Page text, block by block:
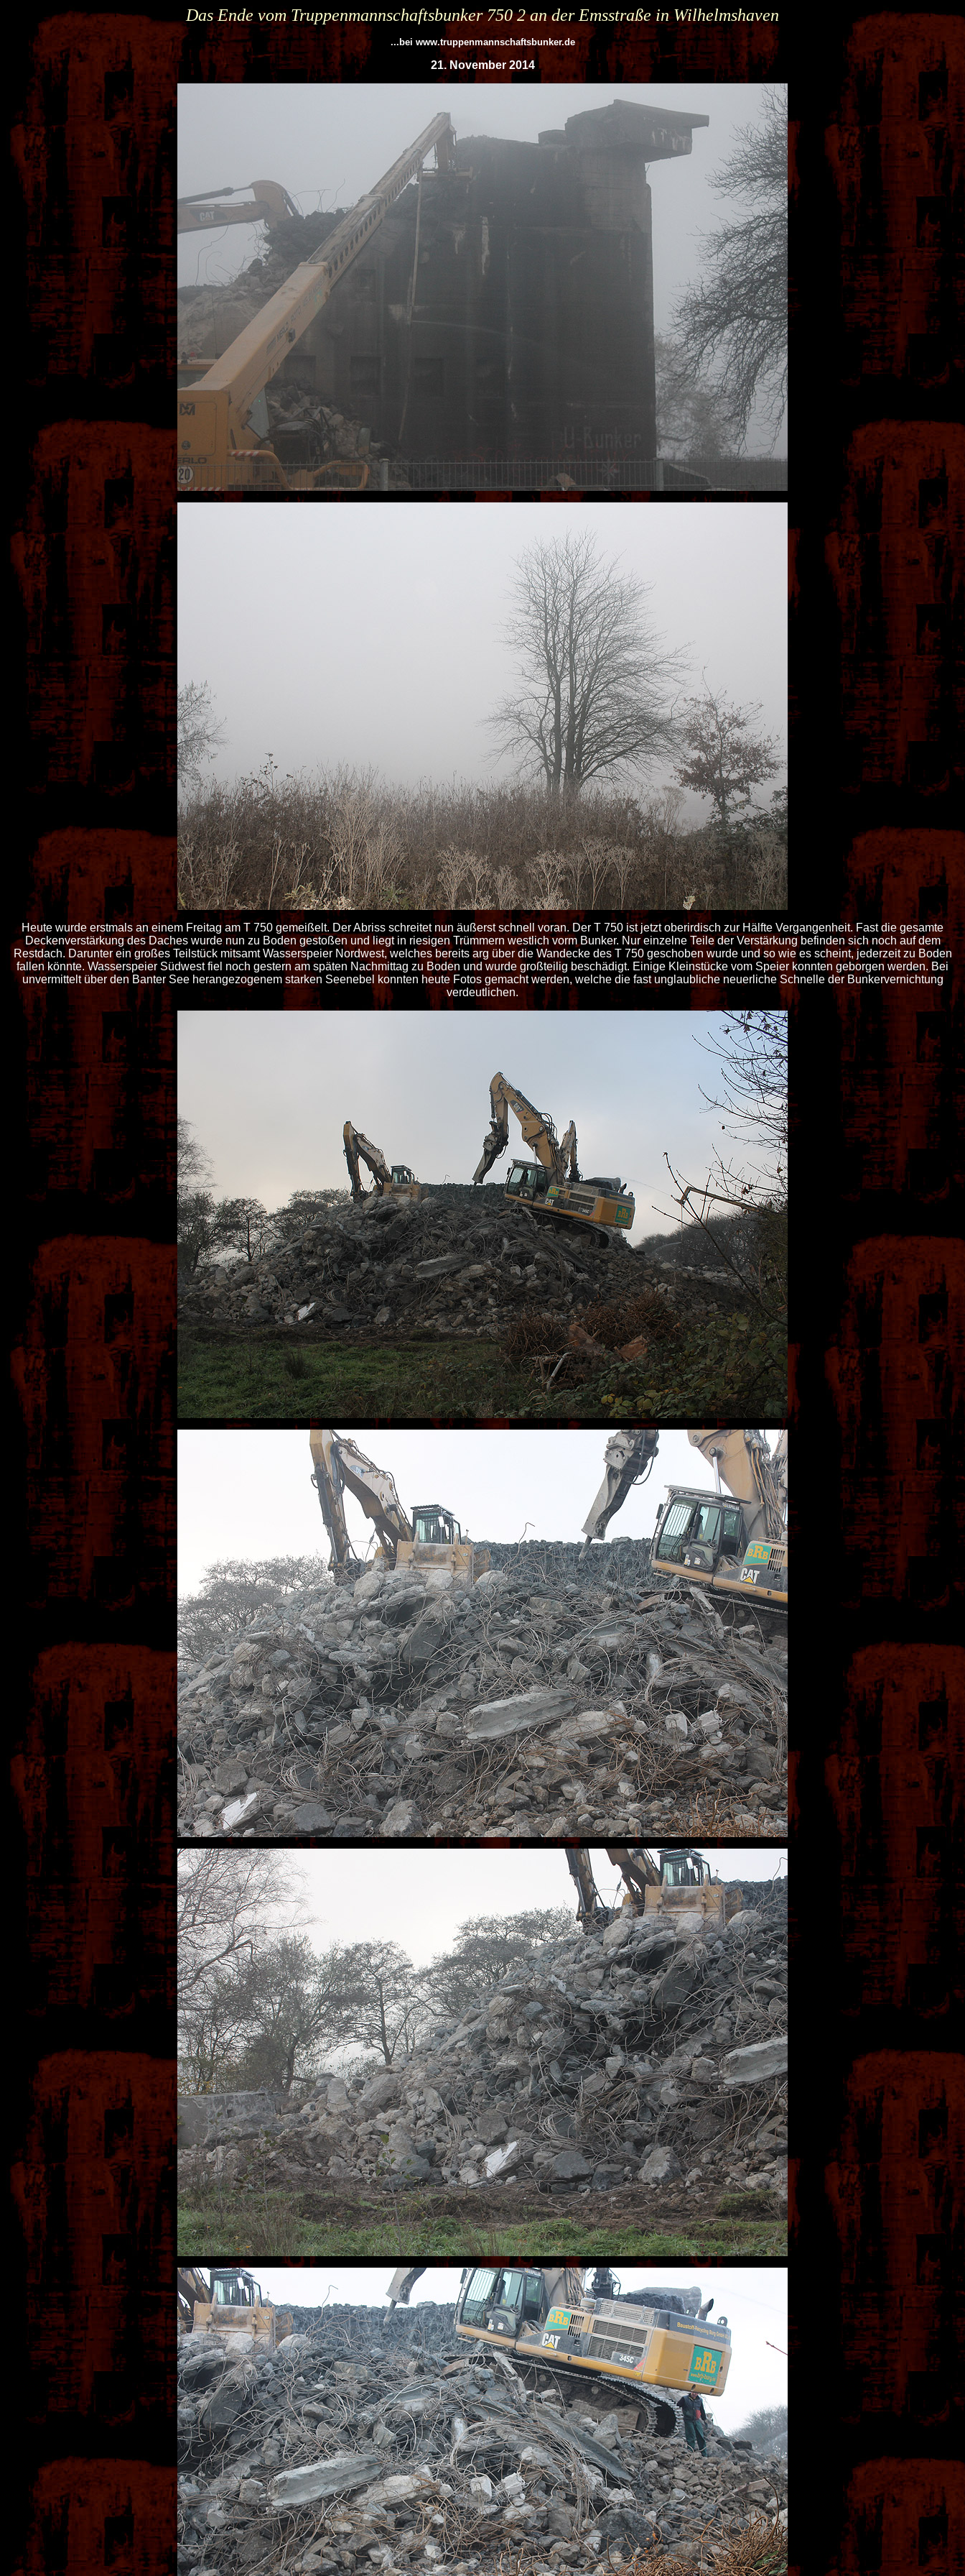
Das Ende vom Truppenmannschaftsbunker 750 2 an der Emsstraße in Wilhelmshaven
...bei www.truppenmannschaftsbunker.de
21. November 2014
Heute wurde erstmals an einem Freitag am T 750 gemeißelt. Der Abriss schreitet nun äußerst schnell voran. Der T 750 ist jetzt oberirdisch zur Hälfte Vergangenheit. Fast die gesamte
Deckenverstärkung des Daches wurde nun zu Boden gestoßen und liegt in riesigen Trümmern westlich vorm Bunker. Nur einzelne Teile der Verstärkung befinden sich noch auf dem
Restdach. Darunter ein großes Teilstück mitsamt Wasserspeier Nordwest, welches bereits arg über die Wandecke des T 750 geschoben wurde und so wie es scheint, jederzeit zu Boden
fallen könnte. Wasserspeier Südwest fiel noch gestern am späten Nachmittag zu Boden und wurde großteilig beschädigt. Einige Kleinstücke vom Speier konnten geborgen werden. Bei
unvermittelt über den Banter See herangezogenem starken Seenebel konnten heute Fotos gemacht werden, welche die fast unglaubliche neuerliche Schnelle der Bunkervernichtung
verdeutlichen.